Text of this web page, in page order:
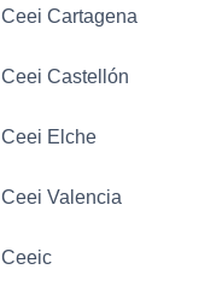
Ceei Cartagena
Ceei Castellón
Ceei Elche
Ceei Valencia
Ceeic